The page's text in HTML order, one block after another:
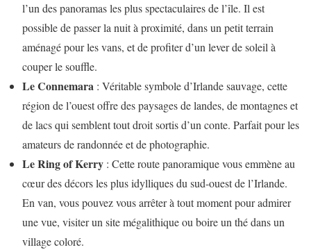
l’un des panoramas les plus spectaculaires de l’île. Il est
possible de passer la nuit à proximité, dans un petit terrain
aménagé pour les vans, et de profiter d’un lever de soleil à
couper le souffle.
Le Connemara : Véritable symbole d’Irlande sauvage, cette
région de l’ouest offre des paysages de landes, de montagnes et
de lacs qui semblent tout droit sortis d’un conte. Parfait pour les
amateurs de randonnée et de photographie.
Le Ring of Kerry : Cette route panoramique vous emmène au
cœur des décors les plus idylliques du sud-ouest de l’Irlande.
En van, vous pouvez vous arrêter à tout moment pour admirer
une vue, visiter un site mégalithique ou boire un thé dans un
village coloré.